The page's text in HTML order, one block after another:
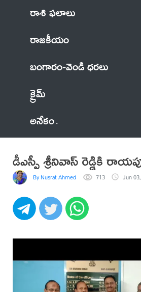
రాశి ఫలాలు
రాజకీయం
బంగారం-వెండి ధరలు
క్రైమ్
అనేకం
డీఎస్పీ శ్రీనివాస్ రెడ్డికి
By Nusrat Ahmed 713 Jun